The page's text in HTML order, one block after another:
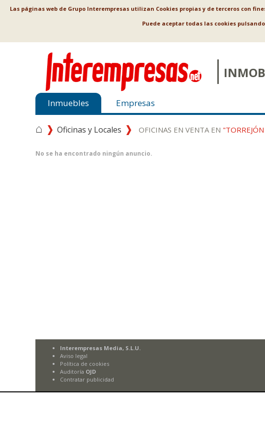
Las páginas web de Grupo Interempresas utilizan Cookies propias y de terceros con
Puede aceptar todas las cookies pulsando
Inmuebles Empresas
⌂ Oficinas y Locales OFICINAS EN VENTA EN
No se ha encontrado ningún anuncio.
Interempresas Media, S.L.U.
Aviso legal
Política de cookies
Auditoría OJD
Contratar publicidad